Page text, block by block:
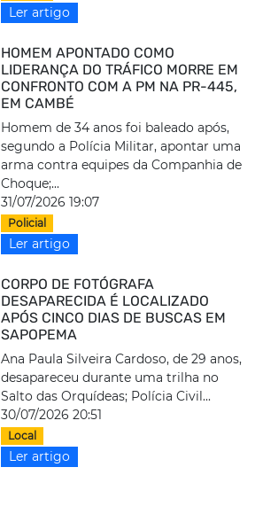
Ler artigo
HOMEM APONTADO COMO
LIDERANÇA DO TRÁFICO MORRE EM
CONFRONTO COM A PM NA PR-445,
EM CAMBÉ
Homem de 34 anos foi baleado após,
segundo a Polícia Militar, apontar uma
arma contra equipes da Companhia de
Choque;...
31/07/2026 19:07
Policial
Ler artigo
CORPO DE FOTÓGRAFA
DESAPARECIDA É LOCALIZADO
APÓS CINCO DIAS DE BUSCAS EM
SAPOPEMA
Ana Paula Silveira Cardoso, de 29 anos,
desapareceu durante uma trilha no
Salto das Orquídeas; Polícia Civil...
30/07/2026 20:51
Local
Ler artigo